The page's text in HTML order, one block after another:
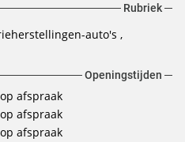
Rubriek
auto's
Openingstijden
op afspraak
op afspraak
op afspraak